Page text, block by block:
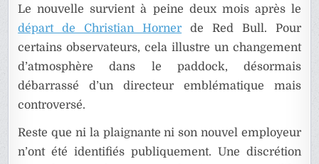
Le nouvelle survient à peine deux mois après le
départ de Christian Horner de Red Bull. Pour
certains observateurs, cela illustre un changement
d’atmosphère dans le paddock, désormais
débarrassé d’un directeur emblématique mais
controversé.
Reste que ni la plaignante ni son nouvel employeur
n’ont été identifiés publiquement. Une discrétion